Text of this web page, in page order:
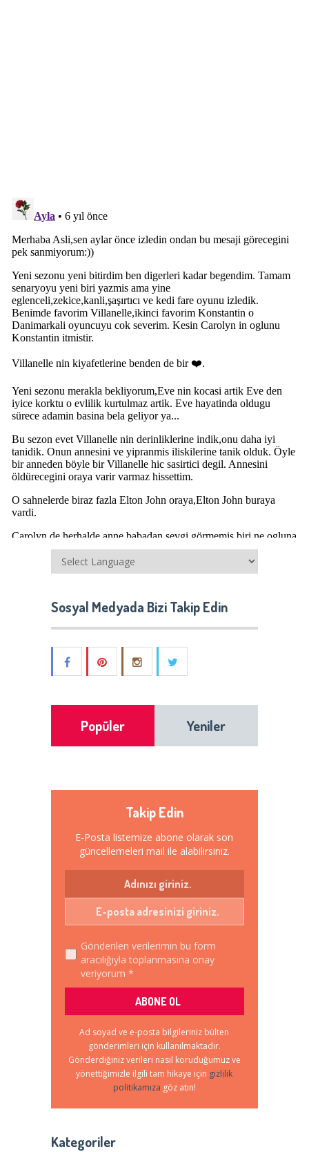
Sosyal Medyada Bizi Takip Edin
Popüler Yeniler
Takip Edin
E-Posta listemize abone olarak son
güncellemeleri mail ile alabilirsiniz.
Gönderilen verilerimin bu form
aracılığıyla toplanmasına onay
veriyorum *
Ad soyad ve e-posta bilgileriniz bülten
gönderimleri için kullanılmaktadır.
Gönderdiğiniz verileri nasıl koruduğumuz ve
yönettiğimizle ilgili tam hikaye için gizlilik
politikamıza göz atın!
Kategoriler